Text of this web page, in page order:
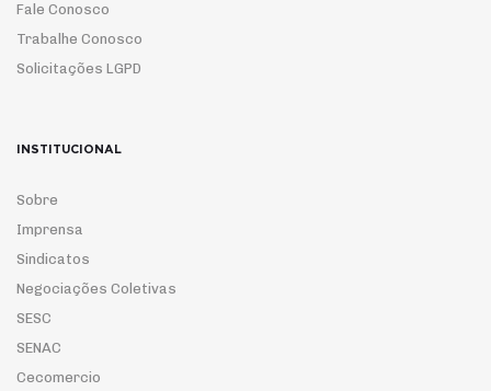
Fale Conosco
Trabalhe Conosco
Solicitações LGPD
INSTITUCIONAL
Sobre
Imprensa
Sindicatos
Negociações Coletivas
SESC
SENAC
Cecomercio